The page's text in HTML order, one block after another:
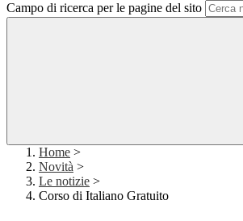
Campo di ricerca per le pagine del sito
Home >
Novità >
Le notizie >
Corso di Italiano Gratuito